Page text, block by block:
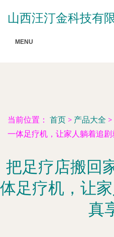
山西汪汀金科技有
MENU
当前位置： 首页 > 产品大全 >
一体足疗机，让家人躺着追
把足疗店搬回
体足疗机，让
真